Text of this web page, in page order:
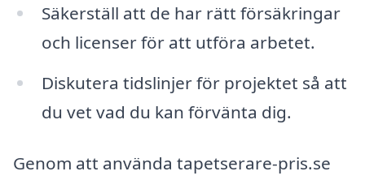
Säkerställ att de har rätt försäkringar
och licenser för att utföra arbetet.
Diskutera tidslinjer för projektet så att
du vet vad du kan förvänta dig.
Genom att använda tapetserare-pris.se